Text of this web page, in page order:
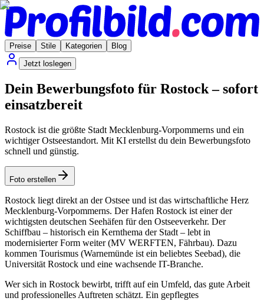
Preise Stile Kategorien
Blog
Jetzt loslegen
Dein Bewerbungsfoto für Rostock – sofort
einsatzbereit
Rostock ist die größte Stadt Mecklenburg-Vorpommerns und ein
wichtiger Ostseestandort. Mit KI erstellst du dein Bewerbungsfoto
schnell und günstig.
Foto erstellen
Rostock liegt direkt an der Ostsee und ist das wirtschaftliche Herz
Mecklenburg-Vorpommerns. Der Hafen Rostock ist einer der
wichtigsten deutschen Seehäfen für den Ostseeverkehr. Der
Schiffbau – historisch ein Kernthema der Stadt – lebt in
modernisierter Form weiter (MV WERFTEN, Fährbau). Dazu
kommen Tourismus (Warnemünde ist ein beliebtes Seebad), die
Universität Rostock und eine wachsende IT-Branche.
Wer sich in Rostock bewirbt, trifft auf ein Umfeld, das gute Arbeit
und professionelles Auftreten schätzt. Ein gepflegtes